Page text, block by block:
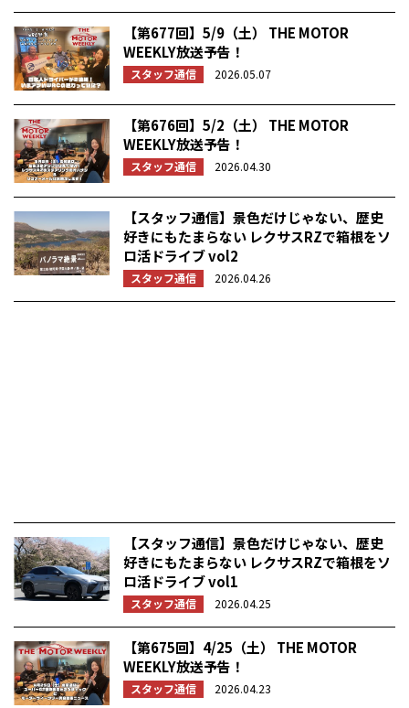
【第677回】5/9（土） THE MOTOR
WEEKLY放送予告！
スタッフ通信 2026.05.07
【第676回】5/2（土） THE MOTOR
WEEKLY放送予告！
スタッフ通信 2026.04.30
【スタッフ通信】景色だけじゃない、歴史
好きにもたまらない レクサスRZで箱根をソ
ロ活ドライブ vol2
スタッフ通信 2026.04.26
【スタッフ通信】景色だけじゃない、歴史
好きにもたまらない レクサスRZで箱根をソ
ロ活ドライブ vol1
スタッフ通信 2026.04.25
【第675回】4/25（土） THE MOTOR
WEEKLY放送予告！
スタッフ通信 2026.04.23